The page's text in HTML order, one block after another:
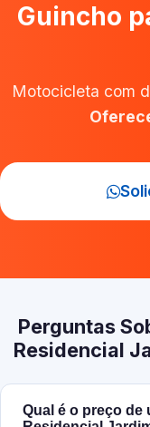
Guincho
Motocicleta com
Perguntas
Residencial
Qual é o preço